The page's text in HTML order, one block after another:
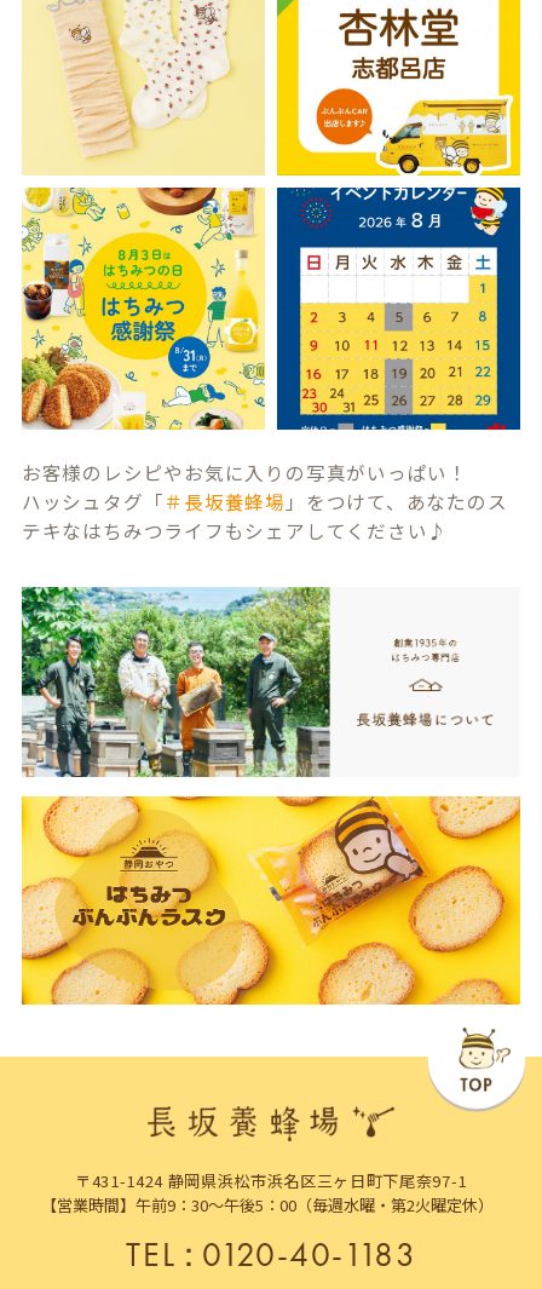
お客様のレシピやお気に入りの写真がいっぱい！
ハッシュタグ「＃長坂養蜂場 」をつけて、あなたのス
テキなはちみつライフもシェアしてください♪
〒431-1424 静岡県浜松市浜名区三ヶ日町下尾奈97-1
【営業時間】午前9：30～午後5：00（毎週水曜・第2火曜定休）
TEL：0120-40-1183